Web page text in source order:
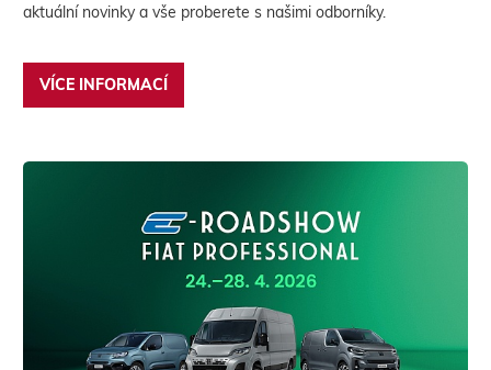
aktuální novinky a vše proberete s našimi odborníky.
VÍCE INFORMACÍ